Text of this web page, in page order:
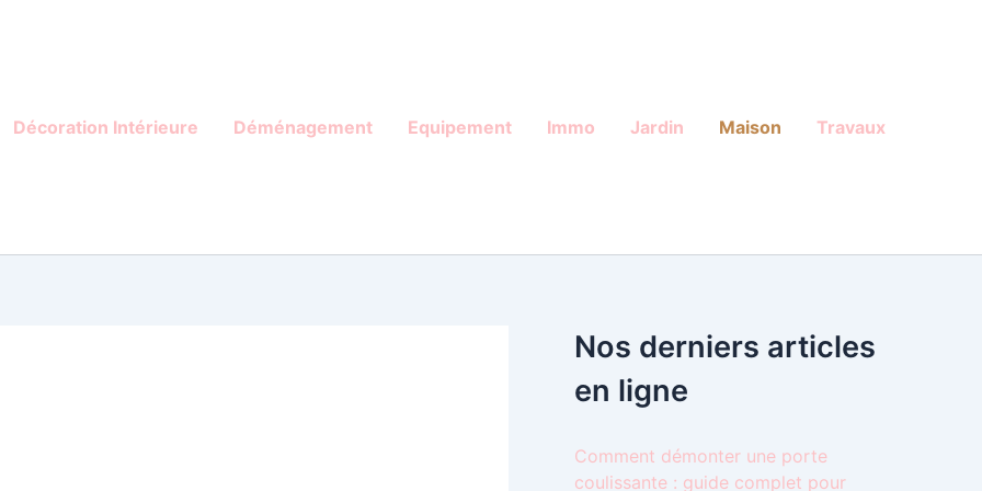
Décoration Intérieure Déménagement Equipement Immo Jardin Maison Travaux
Nos derniers articles
en ligne
Comment démonter une porte
coulissante : guide complet pour